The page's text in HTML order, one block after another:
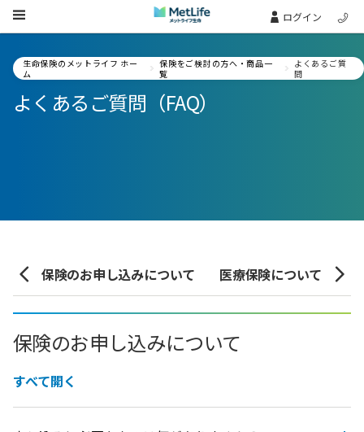
Skip Navigation ログイン
生命保険のメットライフ ホー
ム
保険をご検討の方へ・商品一
覧
よくあるご質
問
よくあるご質問（FAQ）
保険のお申し込みについて 医療保険について
保険のお申し込みについて
すべて開く